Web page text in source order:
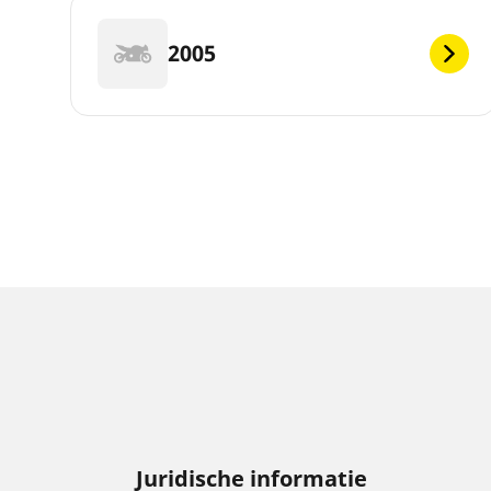
2005
Juridische informatie